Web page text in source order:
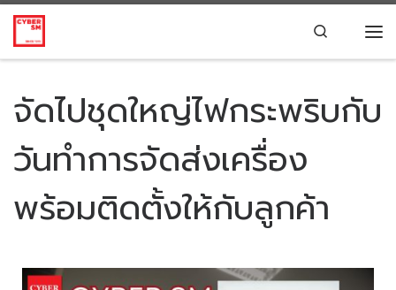
Skip to content Search
จัดไปชุดใหญ่ไฟกระพริบกับ
วันทำการจัดส่งเครื่อง
พร้อมติดตั้งให้กับลูกค้า